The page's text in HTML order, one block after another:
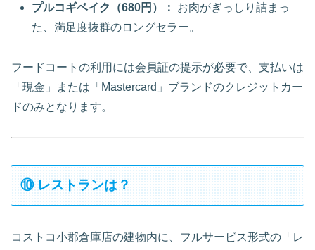
プルコギベイク（680円）：
お肉がぎっしり詰まっ
た、満足度抜群のロングセラー。
フードコートの利用には会員証の提示が必要で、支払いは
「現金」または「Mastercard」ブランドのクレジットカー
ドのみとなります。
⑩ レストランは？
コストコ小郡倉庫店の建物内に、フルサービス形式の「レ